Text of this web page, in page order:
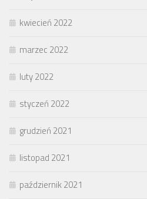
kwiecień 2022
marzec 2022
luty 2022
styczeń 2022
grudzień 2021
listopad 2021
październik 2021